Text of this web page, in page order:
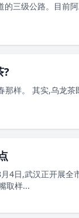
三级公路。目前
?
样。 其实,乌龙
4日,武汉正开展全
取样...